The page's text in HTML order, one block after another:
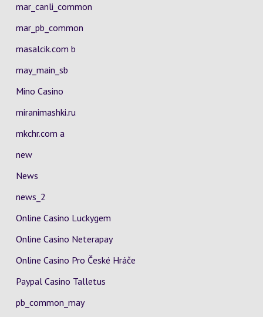
mar_canli_common
mar_pb_common
masalcik.com b
may_main_sb
Mino Casino
miranimashki.ru
mkchr.com a
new
News
news_2
Online Casino Luckygem
Online Casino Neterapay
Online Casino Pro České Hráče
Paypal Casino Talletus
pb_common_may